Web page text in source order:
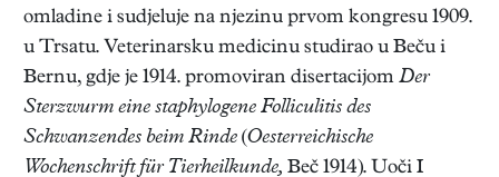
omladine i sudjeluje na njezinu prvom kongresu 1909.
u Trsatu. Veterinarsku medicinu studirao u Beču i
Bernu, gdje je 1914. promoviran disertacijom Der
Sterzwurm eine staphylogene Folliculitis des
Schwanzendes beim Rinde (Oesterreichische
Wochenschrift für Tierheilkunde, Beč 1914). Uoči I